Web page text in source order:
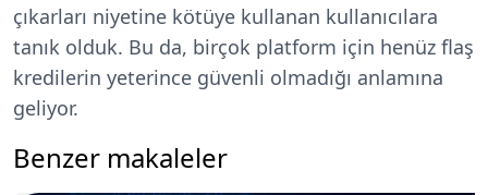
çıkarları niyetine kötüye kullanan kullanıcılara
tanık olduk. Bu da, birçok platform için henüz flaş
kredilerin yeterince güvenli olmadığı anlamına
geliyor.
Benzer makaleler